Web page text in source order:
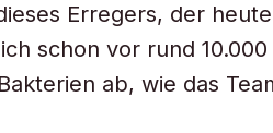
Erregers, der
schon vor rund
ab, wie das